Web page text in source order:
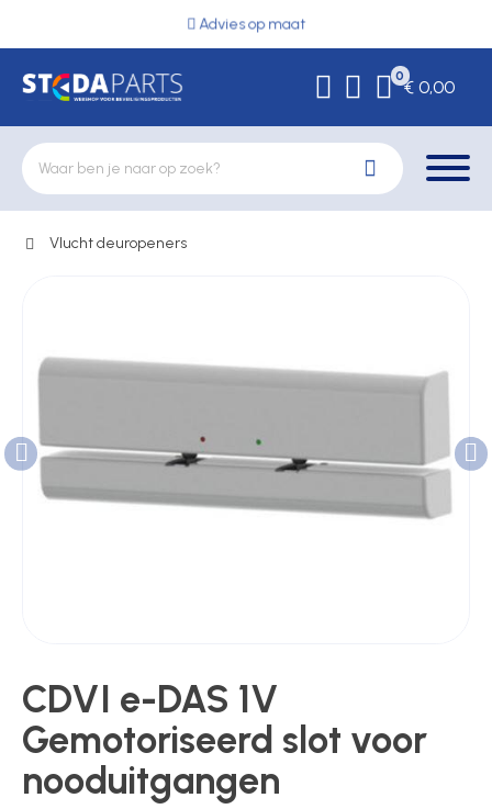
Advies op maat
0
€ 0,00
Deurbeslag
Kluizen
Sloten
Vlucht deuropeners
CDVI e-DAS 1V
Gemotoriseerd slot voor
nooduitgangen